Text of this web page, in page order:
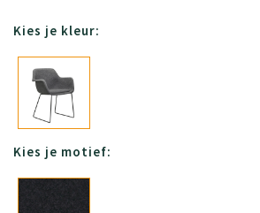
Kies je kleur:
Kies je motief: